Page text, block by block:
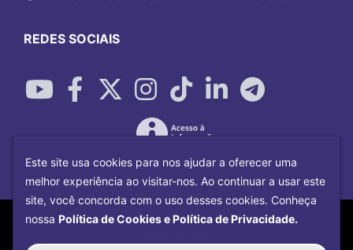
REDES SOCIAIS
Copyright©2026Universidade Federal
Este site usa cookies para nos ajudar a oferecer uma
melhor experiência ao visitar-nos. Ao continuar a usar este
site, você concorda com o uso desses cookies. Conheça
nossa Política de Cookies e Política de Privacidade.